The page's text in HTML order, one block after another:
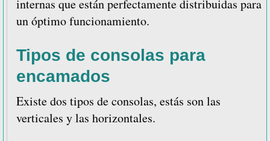
internas que están perfectamente distribuidas para
un óptimo funcionamiento.
Tipos de consolas para
encamados
Existe dos tipos de consolas, estás son las
verticales y las horizontales.